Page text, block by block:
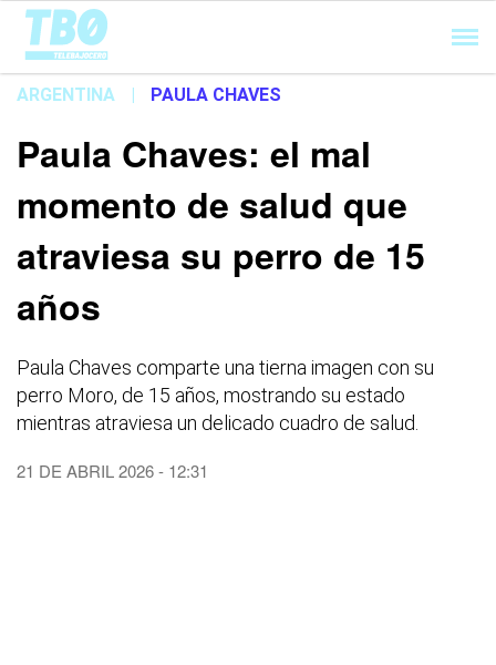
Cargando...
ARGENTINA | PAULA CHAVES
Paula Chaves: el mal
momento de salud que
atraviesa su perro de 15
años
Paula Chaves comparte una tierna imagen con su
perro Moro, de 15 años, mostrando su estado
mientras atraviesa un delicado cuadro de salud.
21 DE ABRIL 2026 - 12:31